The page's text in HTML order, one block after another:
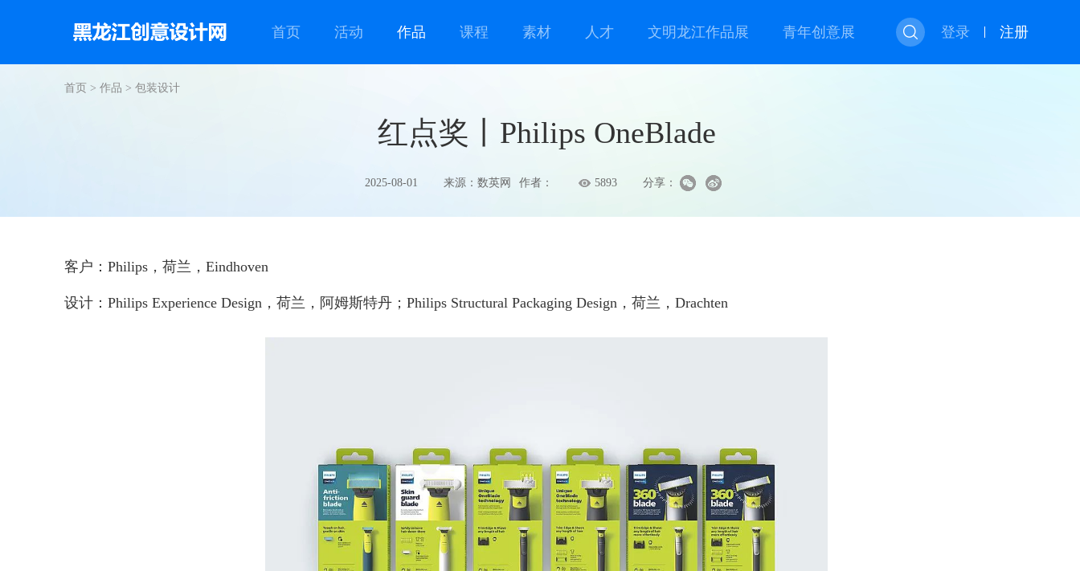
登录 注册
首页 活动 作品 课程 素材 人才 文明龙江作品展 青年创意展
首页 > 作品 > 包装设计
红点奖丨Philips OneBlade
2025-08-01 来源：数英网 作者： 5893 分享：
客户：Philips，荷兰，Eindhoven
设计：Philips Experience Design，荷兰，阿姆斯特丹；Philips Structural Packaging Design，荷兰，Drachten